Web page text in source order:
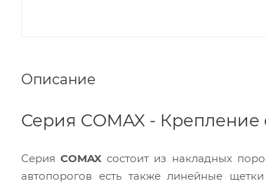
Описание
Серия COMAX -
Серия COMAX состоит из накладных
автопорогов есть также линейные